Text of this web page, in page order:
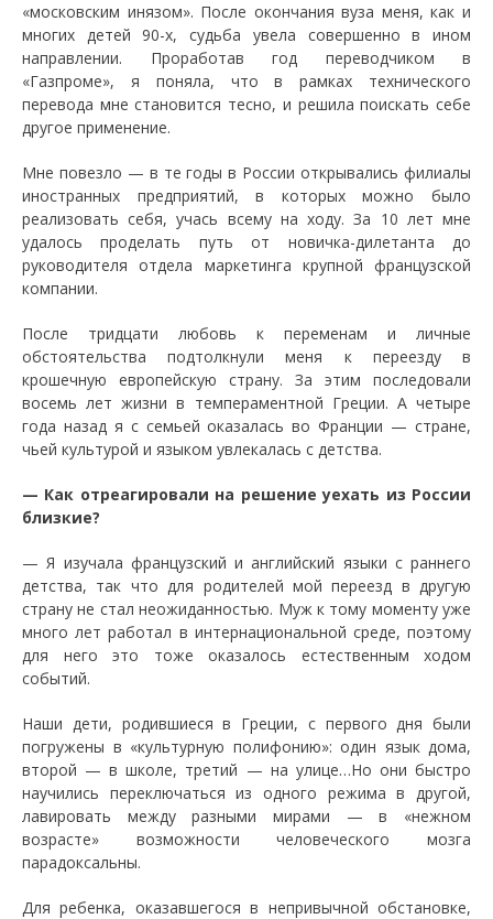
«московским инязом». После окончания вуза меня, как и
многих детей 90-х, судьба увела совершенно в ином
направлении. Проработав год переводчиком в
«Газпроме», я поняла, что в рамках технического
перевода мне становится тесно, и решила поискать себе
другое применение.
Мне повезло — в те годы в России открывались филиалы
иностранных предприятий, в которых можно было
реализовать себя, учась всему на ходу. За 10 лет мне
удалось проделать путь от новичка-дилетанта до
руководителя отдела маркетинга крупной французской
компании.
После тридцати любовь к переменам и личные
обстоятельства подтолкнули меня к переезду в
крошечную европейскую страну. За этим последовали
восемь лет жизни в темпераментной Греции. А четыре
года назад я с семьей оказалась во Франции — стране,
чьей культурой и языком увлекалась с детства.
— Как отреагировали на решение уехать из России
близкие?
— Я изучала французский и английский языки с раннего
детства, так что для родителей мой переезд в другую
страну не стал неожиданностью. Муж к тому моменту уже
много лет работал в интернациональной среде, поэтому
для него это тоже оказалось естественным ходом
событий.
Наши дети, родившиеся в Греции, с первого дня были
погружены в «культурную полифонию»: один язык дома,
второй — в школе, третий — на улице…Но они быстро
научились переключаться из одного режима в другой,
лавировать между разными мирами — в «нежном
возрасте» возможности человеческого мозга
парадоксальны.
Для ребенка, оказавшегося в непривычной обстановке,